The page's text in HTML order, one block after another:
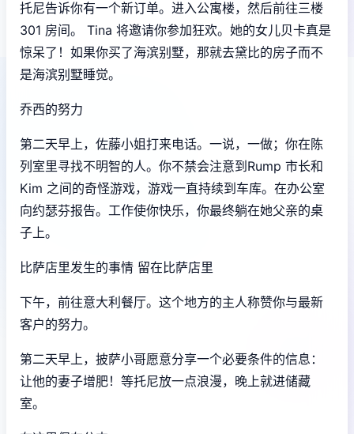
托尼告诉你有一个新订单。进入公寓楼，然后前往三楼
301 房间。 Tina 将邀请你参加狂欢。她的女儿贝卡真是
惊呆了！如果你买了海滨别墅，那就去黛比的房子而不
是海滨别墅睡觉。
乔西的努力
第二天早上，佐藤小姐打来电话。一说，一做；你在陈
列室里寻找不明智的人。你不禁会注意到Rump 市长和
Kim 之间的奇怪游戏，游戏一直持续到车库。在办公室
向约瑟芬报告。工作使你快乐，你最终躺在她父亲的桌
子上。
比萨店里发生的事情 留在比萨店里
下午，前往意大利餐厅。这个地方的主人称赞你与最新
客户的努力。
第二天早上，披萨小哥愿意分享一个必要条件的信息：
让他的妻子增肥！等托尼放一点浪漫，晚上就进储藏
室。